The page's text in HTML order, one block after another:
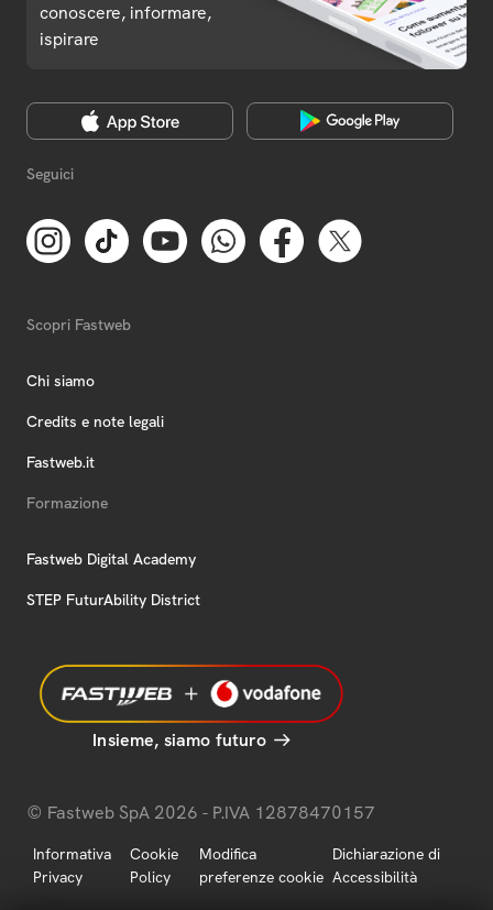
conoscere, informare,
ispirare
Seguici
Scopri Fastweb
Chi siamo
Credits e note legali
Fastweb.it
Formazione
Fastweb Digital Academy
STEP FuturAbility District
Insieme, siamo futuro
© Fastweb SpA 2026 - P.IVA 12878470157
Informativa
Privacy
Cookie
Policy
Modifica
preferenze cookie
Dichiarazione di
Accessibilità